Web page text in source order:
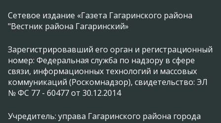
Сетевое издание «Газета Гагаринского района
"Вестник района Гагаринский»
Зарегистрировавший его орган и регистрационный
номер: Федеральная служба по надзору в сфере
связи, информационных технологий и массовых
коммуникаций (Роскомнадзор), свидетельство: ЭЛ
№ ФС 77 - 60477 от 30.12.2014
Учредитель: управа Гагаринского района города